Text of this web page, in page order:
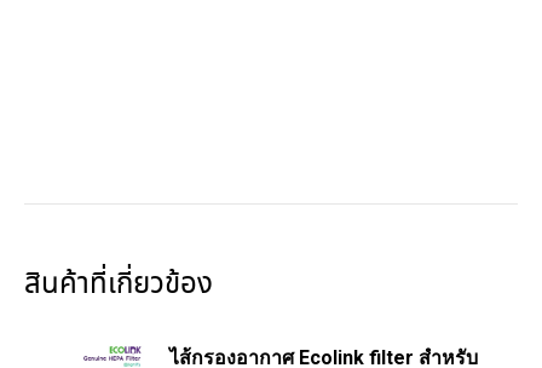
สินค้าที่เกี่ยวข้อง
ไส้กรองอากาศ Ecolink filter สำหรับ